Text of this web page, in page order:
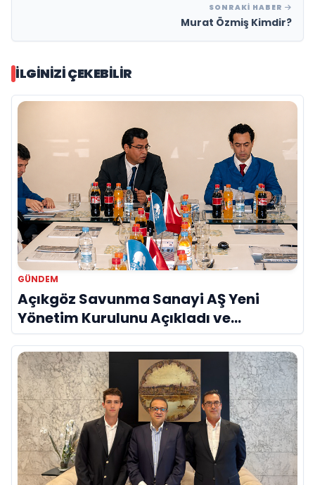
SONRAKI HABER
Murat Özmiş Kimdir?
İLGINIZI ÇEKEBILIR
GÜNDEM
Açıkgöz Savunma Sanayi AŞ Yeni
Yönetim Kurulunu Açıkladı ve
Savunma Sanayinde Küresel Vizyon
Vurgusu